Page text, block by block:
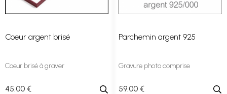
Coeur argent brisé
Coeur brisé à graver
45.00 €
Parchemin argent 925
Gravure photo comprise
59.00 €